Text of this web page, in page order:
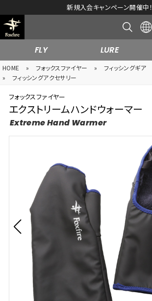
新規入会キャンペーン開催中！
FLY LURE
HOME » フォックスファイヤー »
フィッシングギア
»
フィッシングアクセサリー
フォックスファイヤー
エクストリームハンドウォーマー
Extreme Hand Warmer